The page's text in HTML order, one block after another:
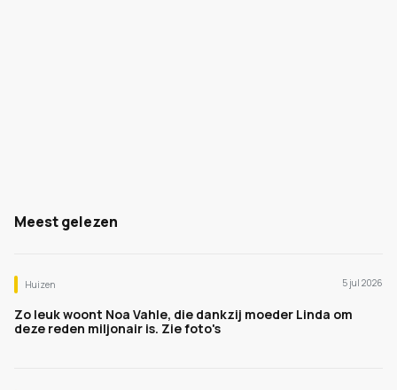
Meest gelezen
Huizen 5 jul 2026
Zo leuk woont Noa Vahle, die dankzij moeder Linda om
deze reden miljonair is. Zie foto's